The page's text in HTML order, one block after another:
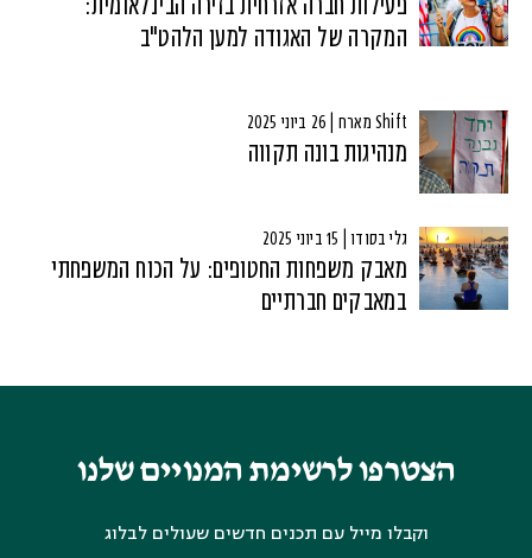
המקרה של האגודה למען הלהט"ב
Shift מארח | 26 ביוני 2025
מנהיגות בונה תקווה
גלי בסודו | 15 ביוני 2025
מאבק משפחות החטופים: על הכוח המשפחתי
במאבקים חברתיים
הצטרפו לרשימת המנויים שלנו
וקבלו מייל עם תכנים חדשים שעולים לבלוג